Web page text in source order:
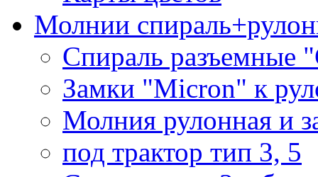
Молнии
Спираль разъемные
Замки "Micron" к
Молния рулонная и
под трактор тип 3, 5